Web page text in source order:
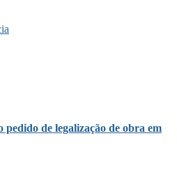
pedido de legalização de obra em